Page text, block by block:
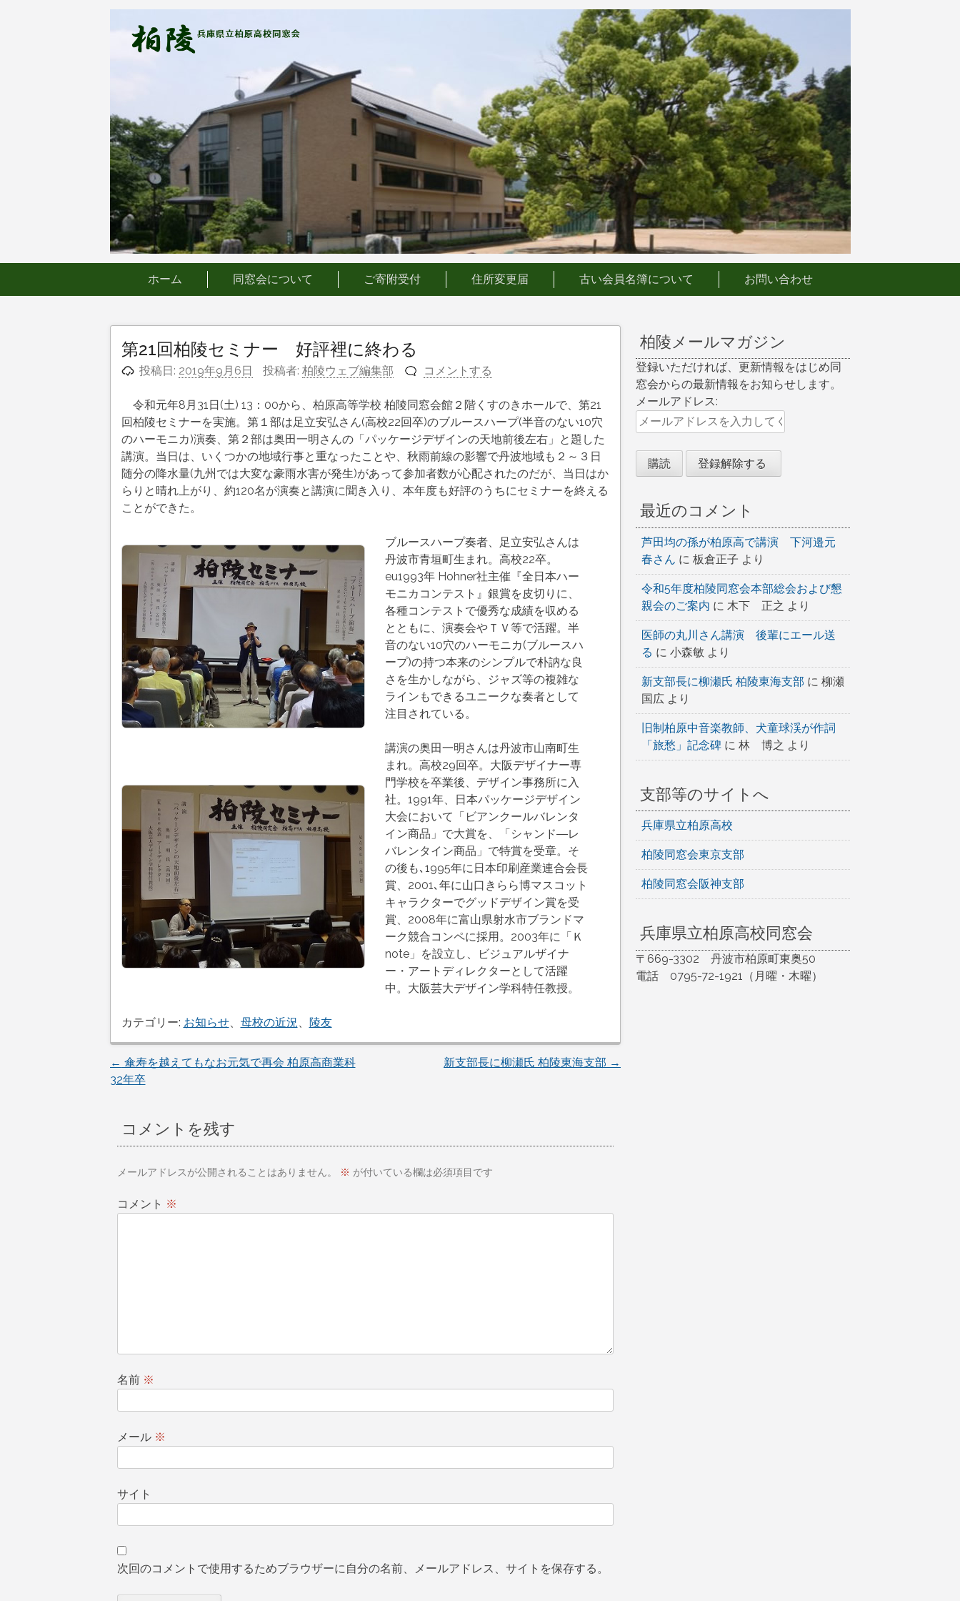
ス
キ
ッ
プ
ホーム 同窓会について ご寄附受付 住所変更届 古い会員名簿について お問い合わせ
第21回柏陵セミナー 好評裡に終わる
投稿日: 2019年9月6日 投稿者:柏陵ウェブ編集部 コメントする
令和元年8月31日(土) 13：00から、柏原高等学校 柏陵同窓会館２階くすのきホールで、第21
回柏陵セミナーを実施。第１部は足立安弘さん(高校22回卒)のブルースハープ(半音のない10穴
のハーモニカ)演奏、第２部は奥田一明さんの「パッケージデザインの天地前後左右」と題した
講演。当日は、いくつかの地域行事と重なったことや、秋雨前線の影響で丹波地域も２～３日
随分の降水量(九州では大変な豪雨水害が発生)があって参加者数が心配されたのだが、当日はか
らりと晴れ上がり、約120名が演奏と講演に聞き入り、本年度も好評のうちにセミナーを終える
ことができた。
ブルースハープ奏者、足立安弘さんは
丹波市青垣町生まれ。高校22卒。
eu1993年 Hohner社主催『全日本ハー
モニカコンテスト』銀賞を皮切りに、
各種コンテストで優秀な成績を収める
とともに、演奏会やＴＶ等で活躍。半
音のない10穴のハーモニカ(ブルースハ
ープ)の持つ本来のシンプルで朴訥な良
さを生かしながら、ジャズ等の複雑な
ラインもできるユニークな奏者として
注目されている。
講演の奥田一明さんは丹波市山南町生
まれ。高校29回卒。大阪デザイナー専
門学校を卒業後、デザイン事務所に入
社。1991年、日本パッケージデザイン
大会において「ビアンクールバレンタ
イン商品」で大賞を、「シャンド―レ
バレンタイン商品」で特賞を受章。そ
の後も､1995年に日本印刷産業連合会長
賞、2001､年に山口きらら博マスコット
キャラクターでグッドデザイン賞を受
賞、2008年に富山県射水市ブランドマ
ーク競合コンペに採用。2003年に「Ｋ
note」を設立し、ビジュアルザイナ
ー・アートディレクターとして活躍
中。大阪芸大デザイン学科特任教授。 
カテゴリー: お知らせ、 母校の近況 陵友
投
稿
ビ
ゲ
シ
← 傘寿を越えてもなお元気で再会 柏原高商業科
32年卒
新支部長に柳瀬氏 柏陵東海支部 →
コメントを残す
メールアドレスが公開されることはありません。 ※ が付いている欄は必須項目です
コメント ※
名前 ※
メール ※
サイト
次回のコメントで使用するためブラウザーに自分の名前、メールアドレス、サイトを保存する。
柏陵メールマガジン
登録いただければ、更新情報をはじめ同
窓会からの最新情報をお知らせします。
メールアドレス:
最近のコメント
芦田均の孫が柏原高で講演 下河邉元
春さん に 板倉正子 より
令和5年度柏陵同窓会本部総会および懇
親会のご案内 に 木下 正之 より
医師の丸川さん講演 後輩にエール送
る に 小森敏 より
新支部長に柳瀬氏 柏陵東海支部 に 柳瀬
国広より
旧制柏原中音楽教師、犬童球渓が作詞
「旅愁」記念碑に 林 博之 より
支部等のサイトへ
兵庫県立柏原高校
柏陵同窓会東京支部
柏陵同窓会阪神支部
兵庫県立柏原高校同窓会
〒669-3302 丹波市柏原町東奥50
電話 0795-72-1921（月曜・木曜）